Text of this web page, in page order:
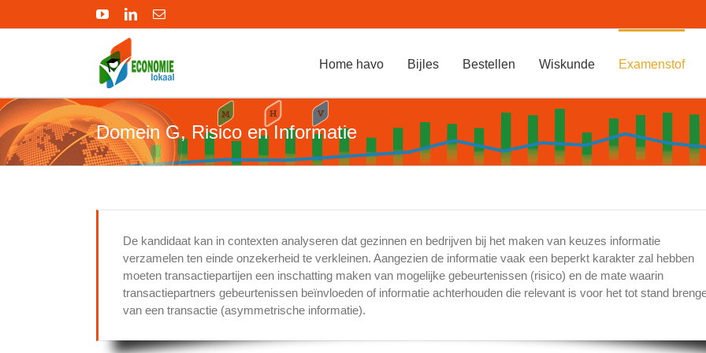
YouTubeLinkedIn
E-
mail
Home havo Bijles Bestellen Wiskunde Examenstof
Domein G, Risico en Informatie
De kandidaat kan in contexten analyseren dat gezinnen en bedrijven bij het maken van keuzes informatie
verzamelen ten einde onzekerheid te verkleinen. Aangezien de informatie vaak een beperkt karakter zal hebben
moeten transactiepartijen een inschatting maken van mogelijke gebeurtenissen (risico) en de mate waarin
transactiepartners gebeurtenissen beïnvloeden of informatie achterhouden die relevant is voor het tot stand
van een transactie (asymmetrische informatie).